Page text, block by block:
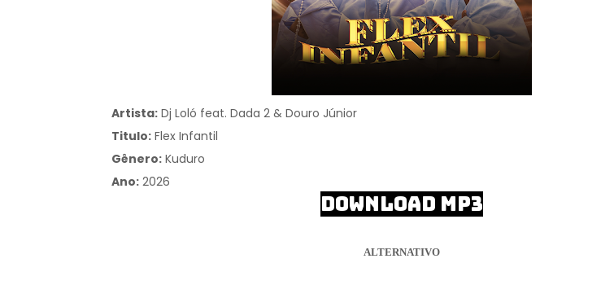
Artista: Dj Loló feat. Dada 2 & Douro Júnior
Titulo: Flex Infantil
Gênero: Kuduro
Ano: 2026
DOWNLOAD MP3
ALTERNATIVO